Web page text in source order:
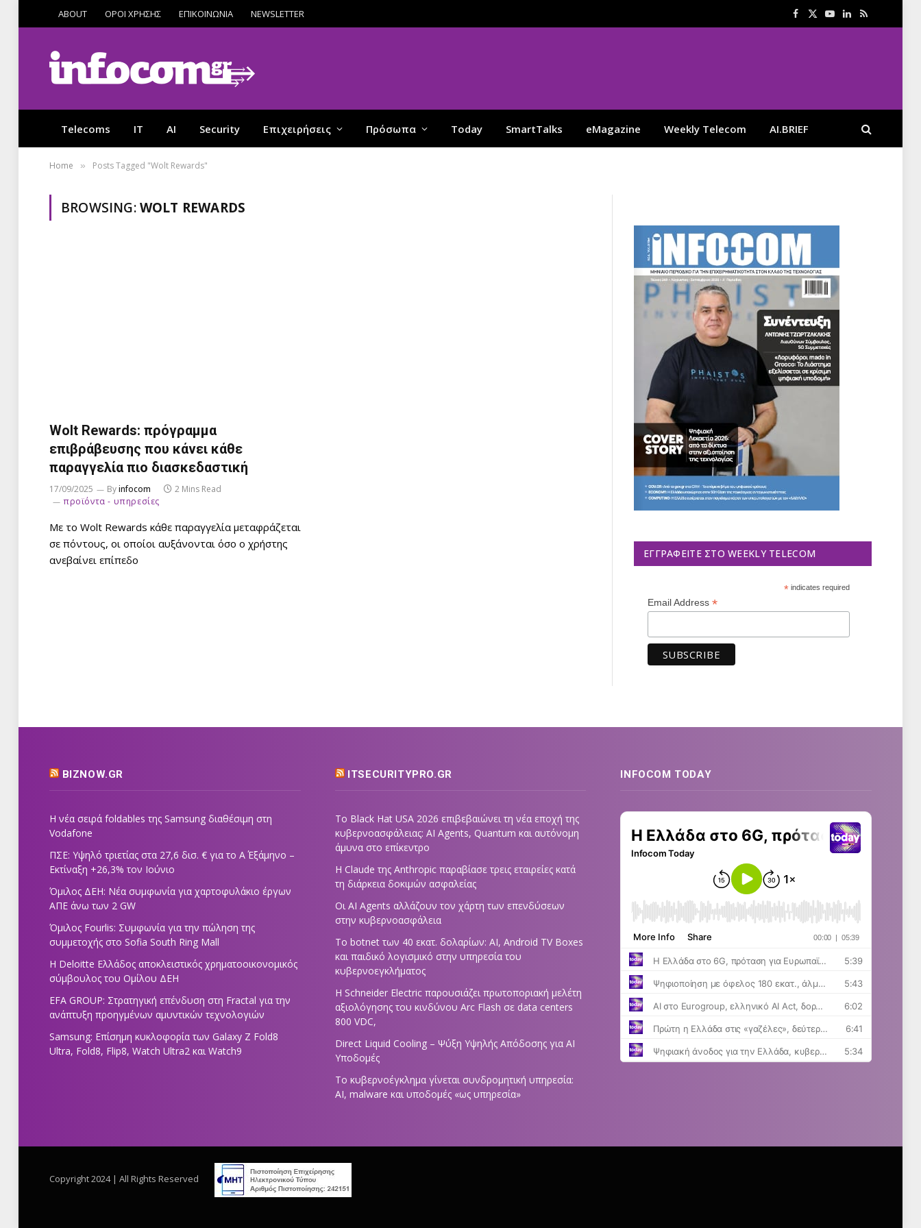
ABOUT ΟΡΟΙ ΧΡΗΣΗΣ ΕΠΙΚΟΙΝΩΝΙΑ NEWSLETTER Facebook
X
YouTube
LinkedIn
RSS
Telecoms IT AI Security Επιχειρήσεις Πρόσωπα Today SmartTalks eMagazine Weekly Telecom AI.BRIEF
Home » Posts Tagged "Wolt Rewards"
BROWSING:WOLT REWARDS
Wolt Rewards: πρόγραμμα
επιβράβευσης που κάνει κάθε
παραγγελία πιο διασκεδαστική
17/09/2025 Byinfocom
2 Mins Read
προϊόντα - υπηρεσίες
Με το Wolt Rewards κάθε παραγγελία μεταφράζεται
σε πόντους, οι οποίοι αυξάνονται όσο ο χρήστης
ανεβαίνει επίπεδο
ΕΓΓΡΑΦΕΊΤΕ ΣΤΟ WEEKLY TELECOM
*indicates required
Email Address *
BIZNOW.GR
Η νέα σειρά foldables της Samsung διαθέσιμη στη
Vodafone
ΠΣΕ: Υψηλό τριετίας στα 27,6 δισ. € για το Α΄ Εξάμηνο –
Εκτίναξη +26,3% τον Ιούνιο
Όμιλος ΔΕΗ: Νέα συμφωνία για χαρτοφυλάκιο έργων
ΑΠΕ άνω των 2 GW
Όμιλος Fourlis: Συμφωνία για την πώληση της
συμμετοχής στο Sofia South Ring Mall
Η Deloitte Ελλάδος αποκλειστικός χρηματοοικονομικός
σύμβουλος του Ομίλου ΔΕΗ
EFA GROUP: Στρατηγική επένδυση στη Fractal για την
ανάπτυξη προηγμένων αμυντικών τεχνολογιών
Samsung: Επίσημη κυκλοφορία των Galaxy Z Fold8
Ultra, Fold8, Flip8, Watch Ultra2 και Watch9
ITSECURITYPRO.GR
Το Black Hat USA 2026 επιβεβαιώνει τη νέα εποχή της
κυβερνοασφάλειας: AI Agents, Quantum και αυτόνομη
άμυνα στο επίκεντρο
Η Claude της Anthropic παραβίασε τρεις εταιρείες κατά
τη διάρκεια δοκιμών ασφαλείας
Οι AI Agents αλλάζουν τον χάρτη των επενδύσεων
στην κυβερνοασφάλεια
Το botnet των 40 εκατ. δολαρίων: AI, Android TV Boxes
και παιδικό λογισμικό στην υπηρεσία του
κυβερνοεγκλήματος
Η Schneider Electric παρουσιάζει πρωτοποριακή μελέτη
αξιολόγησης του κινδύνου Arc Flash σε data centers
800 VDC,
Direct Liquid Cooling – Ψύξη Υψηλής Απόδοσης για AI
Υποδομές
Το κυβερνοέγκλημα γίνεται συνδρομητική υπηρεσία:
AI, malware και υποδομές «ως υπηρεσία»
INFOCOM TODAY
Copyright 2024 | All Rights Reserved